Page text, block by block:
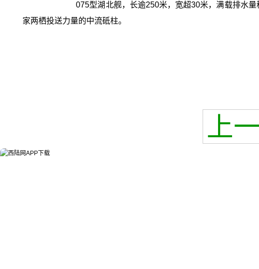
075型湖北舰，长逾250米，宽超30米，满载排水
家两栖投送力量的中流砥柱。
上